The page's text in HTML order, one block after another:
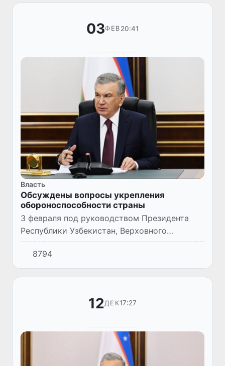
03ФЕВ 20:41
Власть
Обсуждены вопросы укрепления
обороноспособности страны
3 февраля под руководством Президента
Республики Узбекистан, Верховного
Главнокомандующего Вооруженными
Силами Шавката Мирзиёева состоялось
совещание, посвященное вопросам
8794
12ДЕК17:27